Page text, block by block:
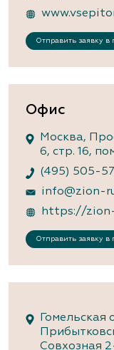
Отправить заявку в
Офис
Москва,
6, стр. 16,
(495) 505-
info@zion-
https://
Отправить заявку в
Гомельская
Совхозная